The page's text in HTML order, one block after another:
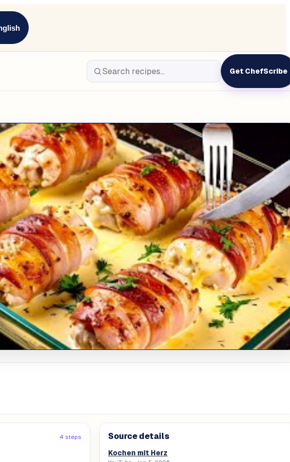
Get ChefScribe
4 steps Source details
Kochen mit Herz